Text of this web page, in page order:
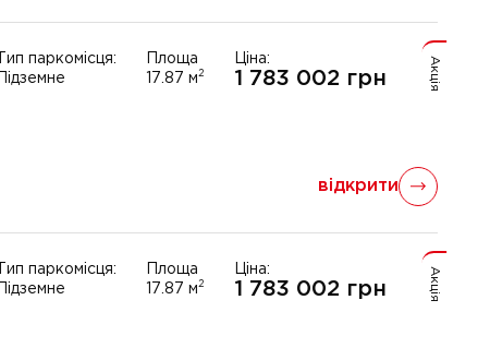
Акція
Тип паркомісця:
Підземне
Площа
17.87 м2
Ціна:
1 783 002 грн
відкрити
Акція
Тип паркомісця:
Підземне
Площа
17.87 м2
Ціна:
1 783 002 грн